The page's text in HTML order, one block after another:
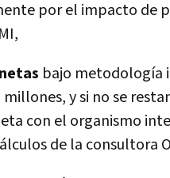
por el impacto de
bajo metodología
millones, y si no se
con el organismo
de la consultora